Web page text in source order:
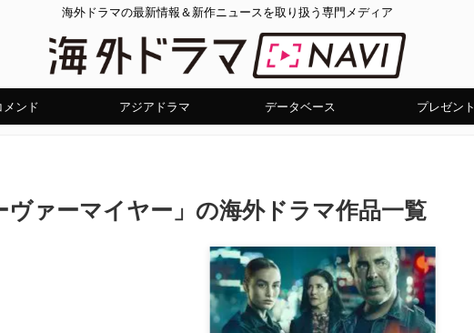
海外ドラマの最新情報＆新作ニュースを取り扱う専門メディア
メンド アジアドラマ データベース プレゼント
ァーマイヤー」の海外ドラマ作品一覧